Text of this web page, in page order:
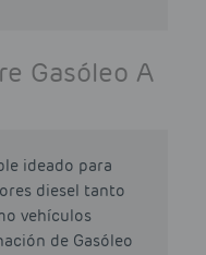
Gasóleo A
ideado para
diesel tanto
vehículos
de Gasóleo